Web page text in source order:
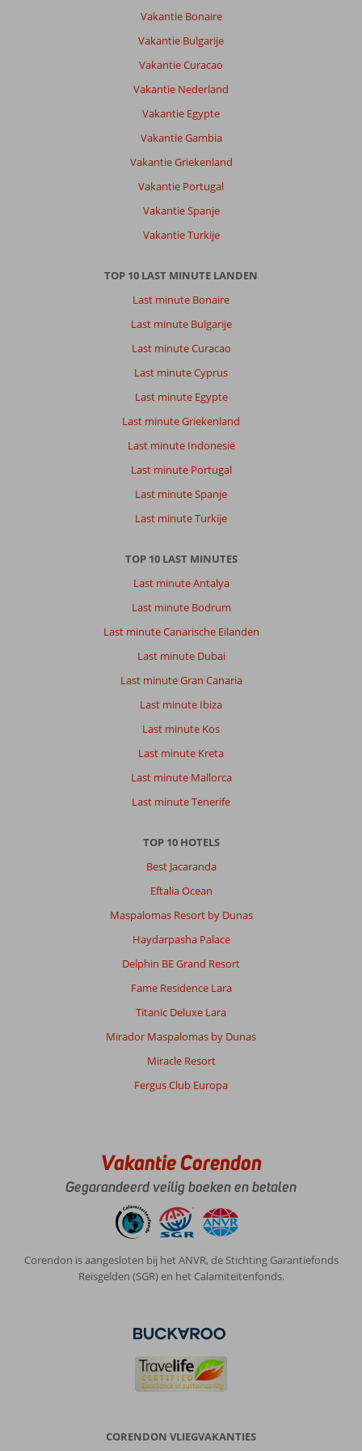
Vakantie Bonaire
Vakantie Bulgarije
Vakantie Curacao
Vakantie Nederland
Vakantie Egypte
Vakantie Gambia
Vakantie Griekenland
Vakantie Portugal
Vakantie Spanje
Vakantie Turkije
TOP 10 LAST MINUTE LANDEN
Last minute Bonaire
Last minute Bulgarije
Last minute Curacao
Last minute Cyprus
Last minute Egypte
Last minute Griekenland
Last minute Indonesië
Last minute Portugal
Last minute Spanje
Last minute Turkije
TOP 10 LAST MINUTES
Last minute Antalya
Last minute Bodrum
Last minute Canarische Eilanden
Last minute Dubai
Last minute Gran Canaria
Last minute Ibiza
Last minute Kos
Last minute Kreta
Last minute Mallorca
Last minute Tenerife
TOP 10 HOTELS
Best Jacaranda
Eftalia Ocean
Maspalomas Resort by Dunas
Haydarpasha Palace
Delphin BE Grand Resort
Fame Residence Lara
Titanic Deluxe Lara
Mirador Maspalomas by Dunas
Miracle Resort
Fergus Club Europa
Vakantie Corendon
Gegarandeerd veilig boeken en betalen
Corendon is aangesloten bij het ANVR, de Stichting Garantiefonds
Reisgelden (SGR) en het Calamiteitenfonds.
CORENDON VLIEGVAKANTIES